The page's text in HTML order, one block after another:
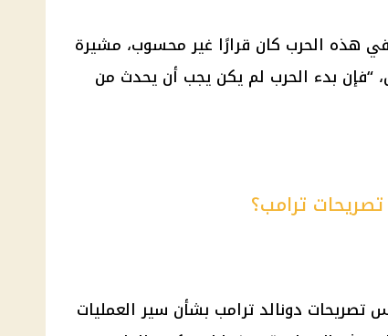
هذه الحرب كان قرارًا غير محسوب، مشيرة
بدء الحرب لم يكن يجب أن يحدث من
ترامب؟
تصريحات دونالد ترامب بشأن سير العمليات